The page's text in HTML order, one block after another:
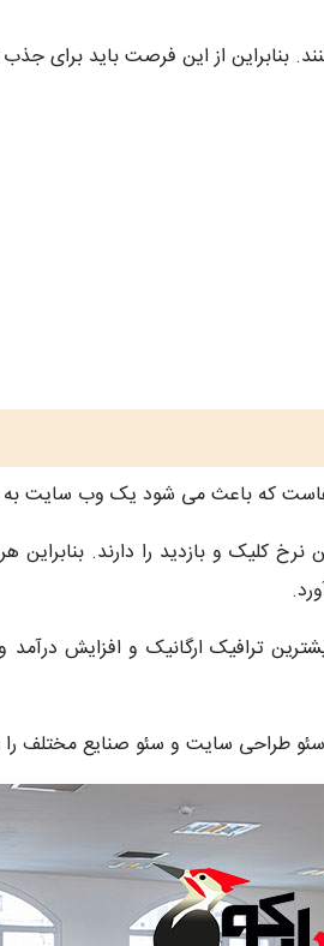
هاست که باعث می شود یک وب سایت
و بازدید را دارند. بنابراین
ترافیک ارگانیک و افزایش
سئو طراحی سایت و سئو صنایع مختلف